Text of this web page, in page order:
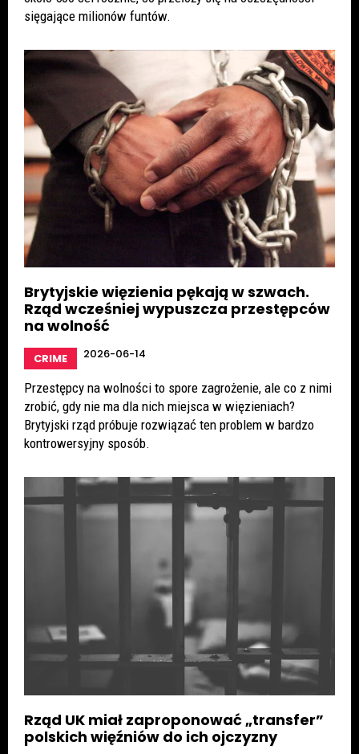
sięgające milionów funtów.
Brytyjskie więzienia pękają w szwach.
Rząd wcześniej wypuszcza przestępców
na wolność
CRIME 2026-06-14
Przestępcy na wolności to spore zagrożenie, ale co z nimi
zrobić, gdy nie ma dla nich miejsca w więzieniach?
Brytyjski rząd próbuje rozwiązać ten problem w bardzo
kontrowersyjny sposób.
Rząd UK miał zaproponować „transfer”
polskich więźniów do ich ojczyzny